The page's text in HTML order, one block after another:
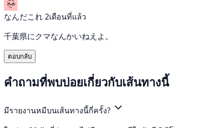
なんだこれ2เดือนที่แล้ว
千葉県にクマなんかいねえよ。
ตอบกลับ
คำถามที่พบบ่อยเกี่ยวกับเส้นทางนี้
มีรายงานหมีบนเส้นทางนี้กี่ครั้ง?